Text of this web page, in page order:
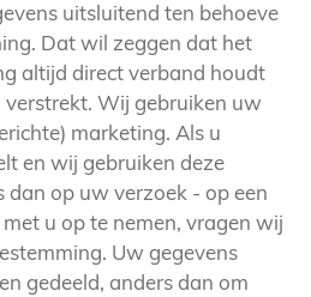
uitsluitend ten behoeve
Dat wil zeggen dat het
altijd direct verband houdt
verstrekt. Wij gebruiken uw
marketing. Als u
en wij gebruiken deze
dan op uw verzoek - op een
u op te nemen, vragen wij
Uw gegevens
gedeeld, anders dan om